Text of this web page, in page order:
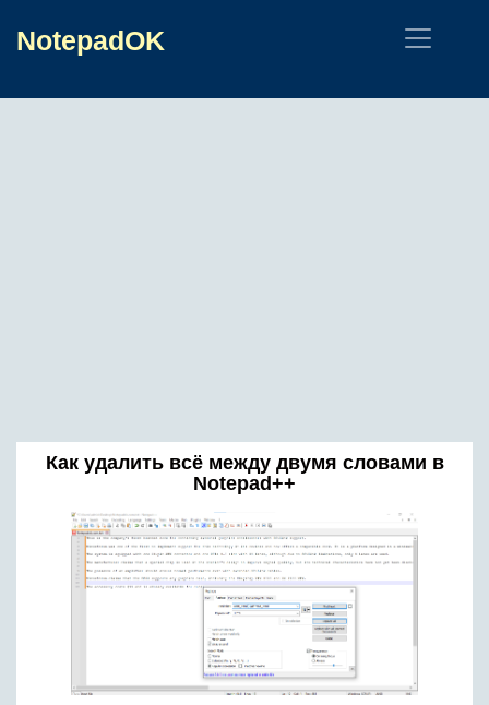
NotepadOK
Как удалить всё между двумя словами в
Notepad++